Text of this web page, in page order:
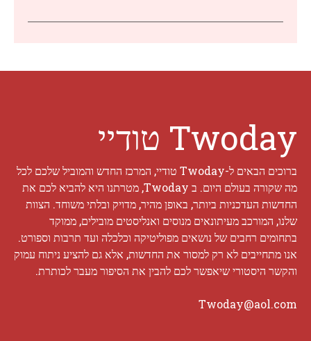
Twoday טודיי
ברוכים הבאים ל-Twoday טודיי, המרכז החדש והמוביל שלכם לכל
מה שקורה בעולם היום. ב Twoday, מטרתנו היא להביא לכם את
החדשות העדכניות ביותר, באופן מהיר, מדויק ובלתי משוחד. הצוות
שלנו, המורכב מעיתונאים מנוסים ואנליסטים מובילים, ממוקד
בתחומים רחבים של נושאים מפוליטיקה וכלכלה ועד תרבות וספורט.
אנו מתחייבים לא רק למסור את החדשות, אלא גם להציע ניתוח עמוק
והקשר היסטורי שיאפשר לכם להבין את הסיפור מעבר לכותרת.
Twoday@aol.com